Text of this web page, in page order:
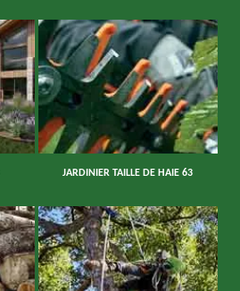
JARDINIER TAILLE DE HAIE 63